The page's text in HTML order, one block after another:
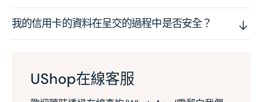
我的信用卡的資料在呈交的過程中是否安全？
UShop在線客服